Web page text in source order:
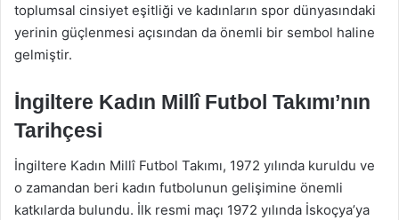
toplumsal cinsiyet eşitliği ve kadınların spor dünyasındaki
yerinin güçlenmesi açısından da önemli bir sembol haline
gelmiştir.
İngiltere Kadın Millî Futbol Takımı’nın
Tarihçesi
İngiltere Kadın Millî Futbol Takımı, 1972 yılında kuruldu ve
o zamandan beri kadın futbolunun gelişimine önemli
katkılarda bulundu. İlk resmi maçı 1972 yılında İskoçya’ya